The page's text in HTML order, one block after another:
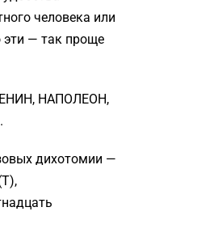
человека или
эти — так проще
НАПОЛЕОН,
дихотомии —